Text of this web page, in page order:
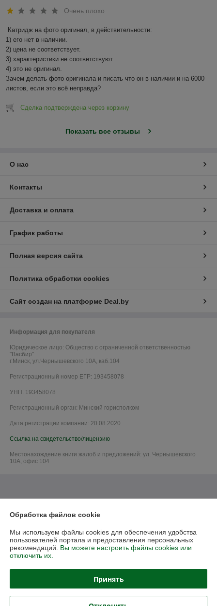
Очень плохо
Катридж на фото оригинал, в действительности:
1) его нет в наличии.
2) цена не соответствует.
3) характеристики не соответствуют
4) это не оригинал.
Зачем делать фото оригинала и писать что он в наличии и на 6000
листов, если это всё неправда?
Сделка подтверждена через корзину
Показать все отзывы
О нас
Контакты
Доставка и оплата
График работы
Полная версия сайта
Политика обработки cookies
Сайт создан на платформе Deal.by
Информация для покупателя
Юридическое лицо: Общество с ограниченной ответственностью
"Васбир"
г.Минск, ул.Чернышевского 10А, каб.104
Регистрационный номер ЕГР: 193458078
УНП: 193458078
Регистрационный орган: Минский горисполком
Дата регистрации компании: 20.08.2020
Ссылка на свидетельство/лицензию
Местонахождение книги жалоб и предложений: ул. Чернышевского
10А, офис 104
Обработка файлов cookie
Мы используем файлы cookies для обеспечения удобства
пользователей портала и предоставления персональных
рекомендаций. Вы можете настроить файлы cookies или
отключить их.
Принять